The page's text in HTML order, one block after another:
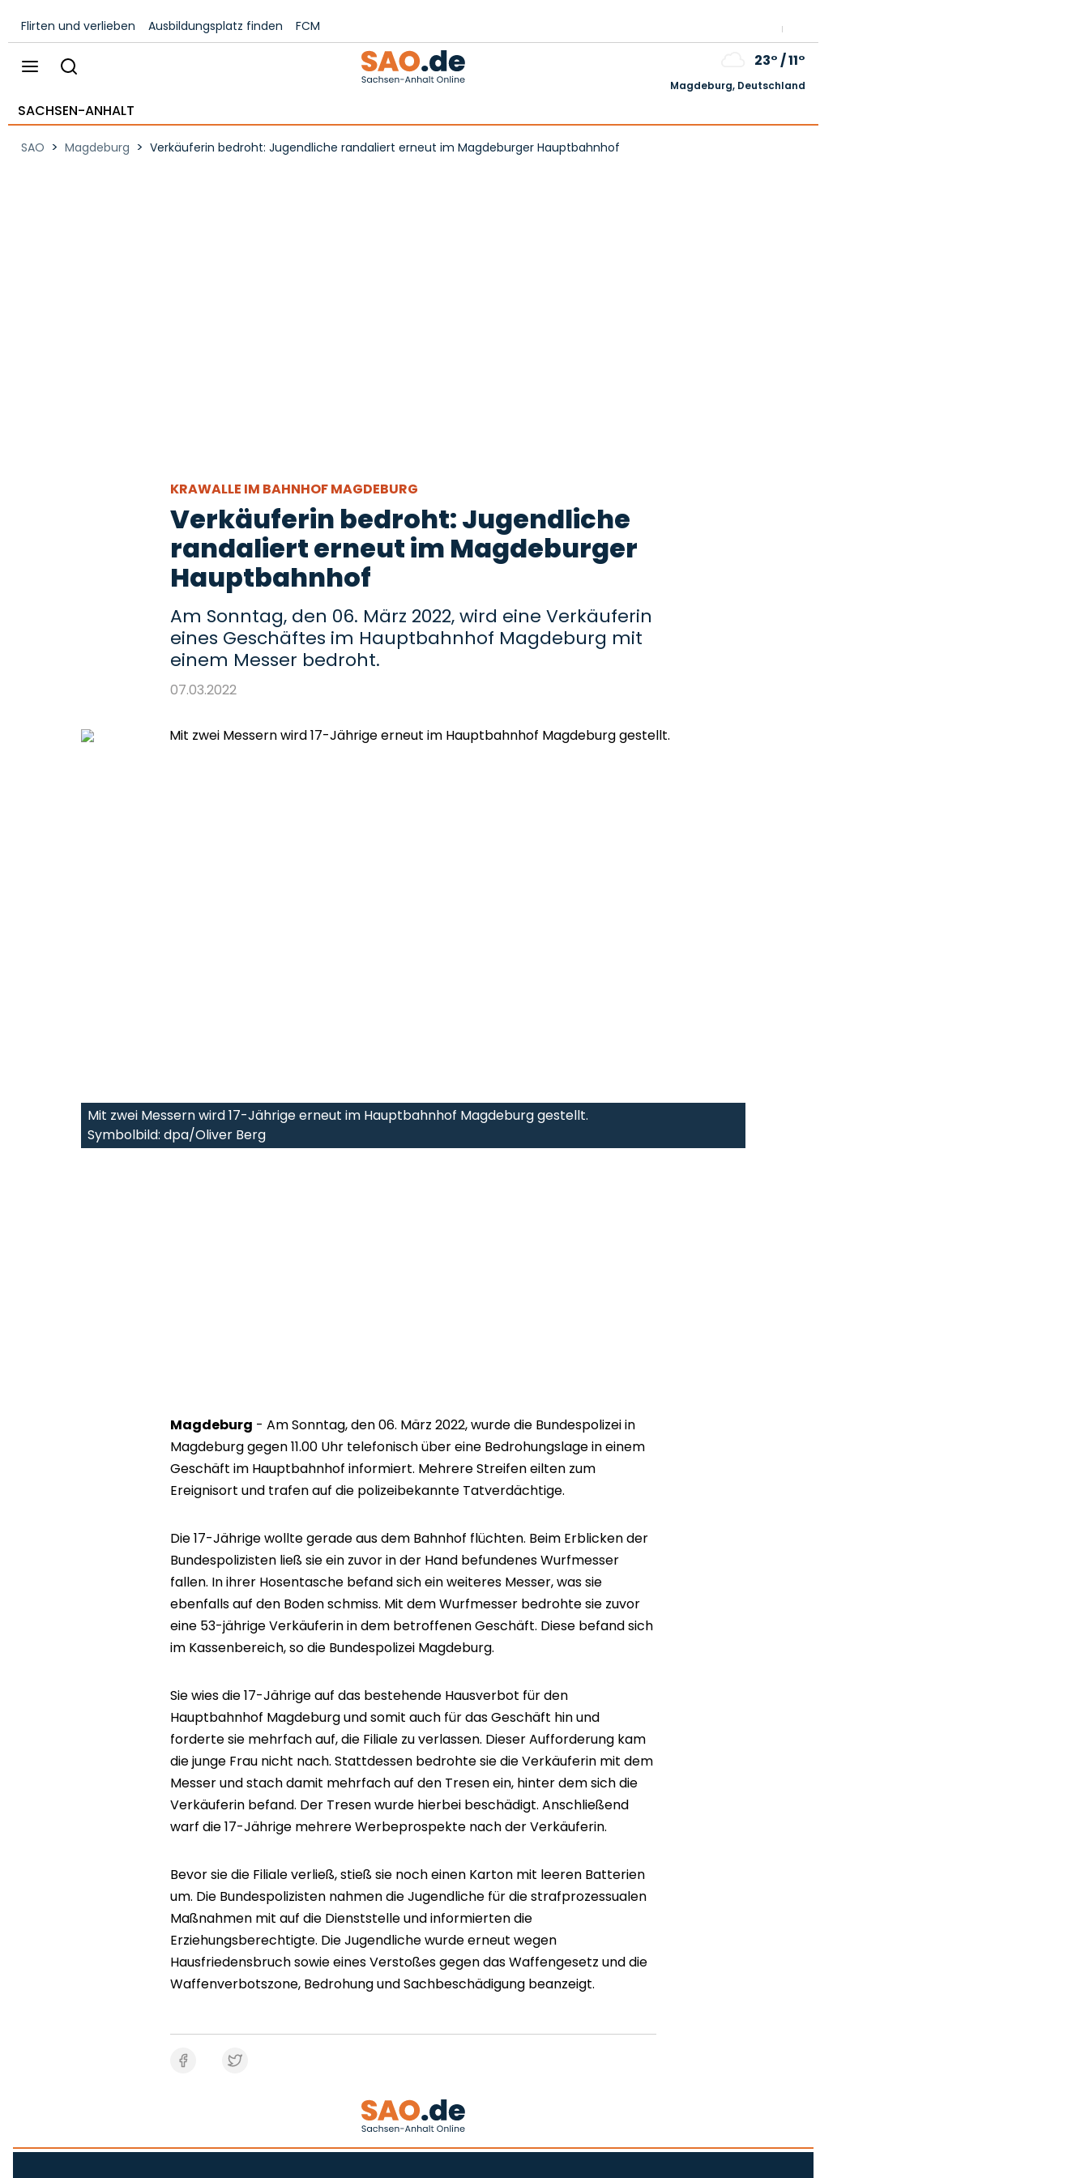
Flirten und verlieben Ausbildungsplatz finden FCM
23°/11°
Magdeburg, Deutschland
SACHSEN-ANHALT
SAO > Magdeburg > Verkäuferin bedroht: Jugendliche randaliert erneut im Magdeburger Hauptbahnhof
KRAWALLE IM BAHNHOF MAGDEBURG
Verkäuferin bedroht: Jugendliche
randaliert erneut im Magdeburger
Hauptbahnhof
Am Sonntag, den 06. März 2022, wird eine Verkäuferin
eines Geschäftes im Hauptbahnhof Magdeburg mit
einem Messer bedroht.
07.03.2022
Mit zwei Messern wird 17-Jährige erneut im Hauptbahnhof Magdeburg gestellt.
Symbolbild: dpa/Oliver Berg
Magdeburg - Am Sonntag, den 06. März 2022, wurde die Bundespolizei in
Magdeburg gegen 11.00 Uhr telefonisch über eine Bedrohungslage in einem
Geschäft im Hauptbahnhof informiert. Mehrere Streifen eilten zum
Ereignisort und trafen auf die polizeibekannte Tatverdächtige.
Die 17-Jährige wollte gerade aus dem Bahnhof flüchten. Beim Erblicken der
Bundespolizisten ließ sie ein zuvor in der Hand befundenes Wurfmesser
fallen. In ihrer Hosentasche befand sich ein weiteres Messer, was sie
ebenfalls auf den Boden schmiss. Mit dem Wurfmesser bedrohte sie zuvor
eine 53-jährige Verkäuferin in dem betroffenen Geschäft. Diese befand sich
im Kassenbereich, so die Bundespolizei Magdeburg.
Sie wies die 17-Jährige auf das bestehende Hausverbot für den
Hauptbahnhof Magdeburg und somit auch für das Geschäft hin und
forderte sie mehrfach auf, die Filiale zu verlassen. Dieser Aufforderung kam
die junge Frau nicht nach. Stattdessen bedrohte sie die Verkäuferin mit dem
Messer und stach damit mehrfach auf den Tresen ein, hinter dem sich die
Verkäuferin befand. Der Tresen wurde hierbei beschädigt. Anschließend
warf die 17-Jährige mehrere Werbeprospekte nach der Verkäuferin.
Bevor sie die Filiale verließ, stieß sie noch einen Karton mit leeren Batterien
um. Die Bundespolizisten nahmen die Jugendliche für die strafprozessualen
Maßnahmen mit auf die Dienststelle und informierten die
Erziehungsberechtigte. Die Jugendliche wurde erneut wegen
Hausfriedensbruch sowie eines Verstoßes gegen das Waffengesetz und die
Waffenverbotszone, Bedrohung und Sachbeschädigung beanzeigt.